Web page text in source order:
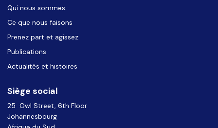
Qui nous sommes
Ce que nous faisons
Prenez part et agissez
Publications
Actualités et histoires
Siège social
25 Owl Street, 6th Floor
Johannesbourg